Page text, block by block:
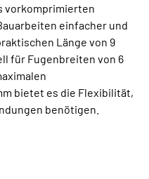
vorkomprimierten
einfacher und
Länge von 9
für Fugenbreiten von 6
bietet es die Flexibilität,
benötigen.